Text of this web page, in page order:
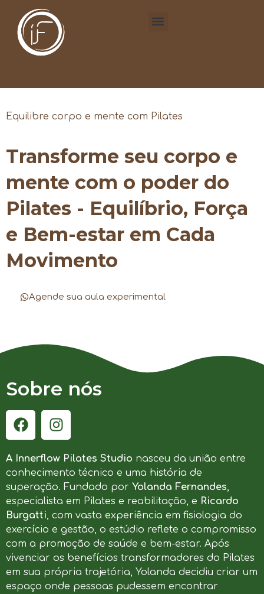
Equilibre corpo e mente com Pilates
Transforme seu corpo e
mente com o poder do
Pilates - Equilíbrio, Força
e Bem-estar em Cada
Movimento
Agende sua aula experimental
Sobre nós
A Innerflow Pilates Studio nasceu da união entre
conhecimento técnico e uma história de
superação. Fundado por Yolanda Fernandes,
especialista em Pilates e reabilitação, e Ricardo
Burgatti, com vasta experiência em fisiologia do
exercício e gestão, o estúdio reflete o compromisso
com a promoção de saúde e bem-estar. Após
vivenciar os benefícios transformadores do Pilates
em sua própria trajetória, Yolanda decidiu criar um
espaço onde pessoas pudessem encontrar